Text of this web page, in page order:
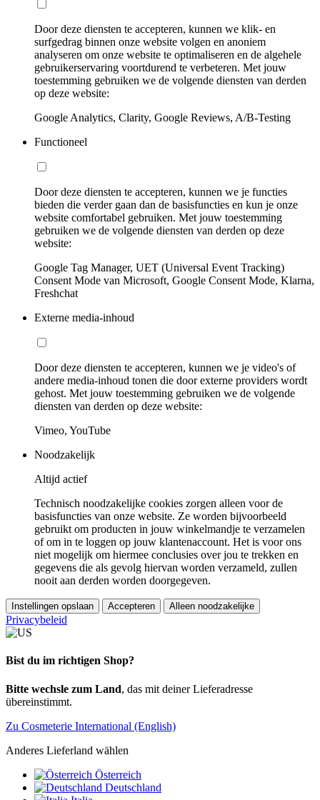
Door deze diensten te accepteren, kunnen we klik- en
surfgedrag binnen onze website volgen en anoniem
analyseren om onze website te optimaliseren en de algehele
gebruikerservaring voortdurend te verbeteren. Met jouw
toestemming gebruiken we de volgende diensten van derden
op deze website:
Google Analytics, Clarity, Google Reviews, A/B-Testing
Functioneel
Door deze diensten te accepteren, kunnen we je functies
bieden die verder gaan dan de basisfuncties en kun je onze
website comfortabel gebruiken. Met jouw toestemming
gebruiken we de volgende diensten van derden op deze
website:
Google Tag Manager, UET (Universal Event Tracking)
Consent Mode van Microsoft, Google Consent Mode, Klarna,
Freshchat
Externe media-inhoud
Door deze diensten te accepteren, kunnen we je video's of
andere media-inhoud tonen die door externe providers wordt
gehost. Met jouw toestemming gebruiken we de volgende
diensten van derden op deze website:
Vimeo, YouTube
Noodzakelijk
Altijd actief
Technisch noodzakelijke cookies zorgen alleen voor de
basisfuncties van onze website. Ze worden bijvoorbeeld
gebruikt om producten in jouw winkelmandje te verzamelen
of om in te loggen op jouw klantenaccount. Het is voor ons
niet mogelijk om hiermee conclusies over jou te trekken en
gegevens die als gevolg hiervan worden verzameld, zullen
nooit aan derden worden doorgegeven.
Instellingen opslaan Accepteren Alleen noodzakelijke
Privacybeleid
Bist du im richtigen Shop?
Bitte wechsle zum Land, das mit deiner Lieferadresse
übereinstimmt.
Zu Cosmeterie International (English)
Anderes Lieferland wählen
Österreich
Deutschland